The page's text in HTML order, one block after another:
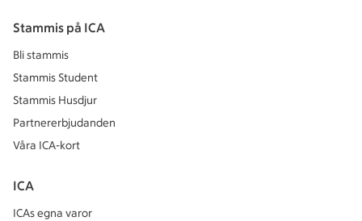
Stammis på ICA
Bli stammis
Stammis Student
Stammis Husdjur
Partnererbjudanden
Våra ICA-kort
ICA
ICAs egna varor